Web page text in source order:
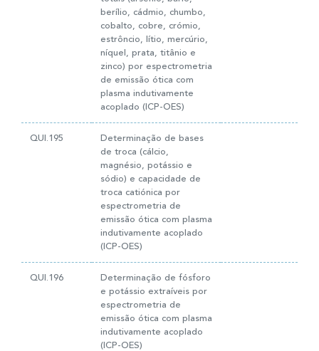
berílio, cádmio, chumbo,
cobalto, cobre, crómio,
estrôncio, lítio, mercúrio,
níquel, prata, titânio e
zinco) por espectrometria
de emissão ótica com
plasma indutivamente
acoplado (ICP-OES)
QUI.195
Determinação de bases
de troca (cálcio,
magnésio, potássio e
sódio) e capacidade de
troca catiónica por
espectrometria de
emissão ótica com plasma
indutivamente acoplado
(ICP-OES)
QUI.196
Determinação de fósforo
e potássio extraíveis por
espectrometria de
emissão ótica com plasma
indutivamente acoplado
(ICP-OES)